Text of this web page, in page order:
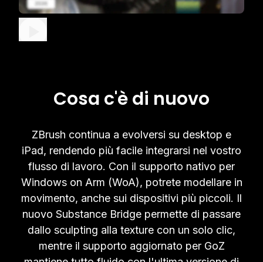
Cosa c'è di nuovo
ZBrush continua a evolversi su desktop e
iPad, rendendo più facile integrarsi nel vostro
flusso di lavoro. Con il supporto nativo per
Windows on Arm (WoA), potrete modellare in
movimento, anche sui dispositivi più piccoli. Il
nuovo Substance Bridge permette di passare
dallo sculpting alla texture con un solo clic,
mentre il supporto aggiornato per GoZ